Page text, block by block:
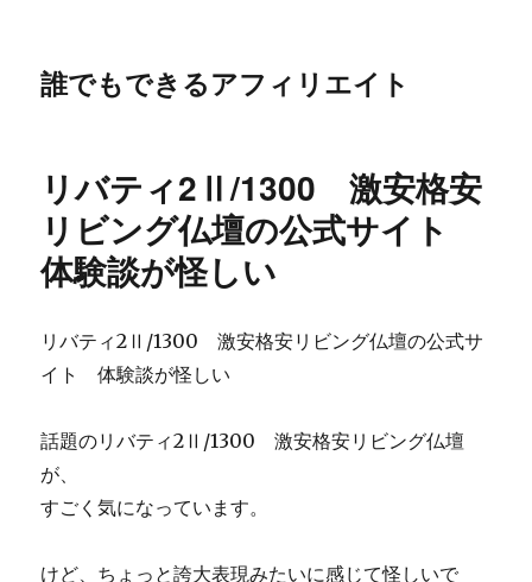
誰でもできるアフィリエイト
リバティ2Ⅱ/1300 激安格安
リビング仏壇の公式サイト
体験談が怪しい
リバティ2Ⅱ/1300 激安格安リビング仏壇の公式サ
イト 体験談が怪しい
話題のリバティ2Ⅱ/1300 激安格安リビング仏壇
が、
すごく気になっています。
けど、ちょっと誇大表現みたいに感じて怪しいで